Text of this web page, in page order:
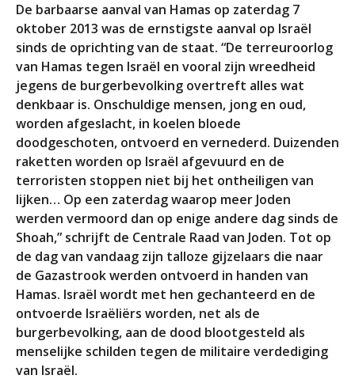
De barbaarse aanval van Hamas op zaterdag 7
oktober 2013 was de ernstigste aanval op Israël
sinds de oprichting van de staat. “De terreuroorlog
van Hamas tegen Israël en vooral zijn wreedheid
jegens de burgerbevolking overtreft alles wat
denkbaar is. Onschuldige mensen, jong en oud,
worden afgeslacht, in koelen bloede
doodgeschoten, ontvoerd en vernederd. Duizenden
raketten worden op Israël afgevuurd en de
terroristen stoppen niet bij het ontheiligen van
lijken… Op een zaterdag waarop meer Joden
werden vermoord dan op enige andere dag sinds de
Shoah,” schrijft de Centrale Raad van Joden. Tot op
de dag van vandaag zijn talloze gijzelaars die naar
de Gazastrook werden ontvoerd in handen van
Hamas. Israël wordt met hen gechanteerd en de
ontvoerde Israëliërs worden, net als de
burgerbevolking, aan de dood blootgesteld als
menselijke schilden tegen de militaire verdediging
van Israël.